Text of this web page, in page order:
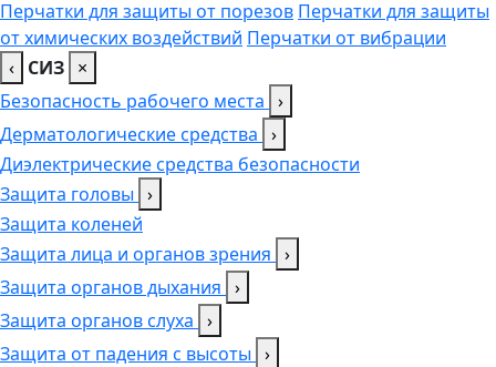
Перчатки для защиты от порезов Перчатки для защиты
от химических воздействий Перчатки от вибрации
‹ СИЗ ×
Безопасность рабочего места ›
Дерматологические средства ›
Диэлектрические средства безопасности
Защита головы ›
Защита коленей
Защита лица и органов зрения ›
Защита органов дыхания ›
Защита органов слуха ›
Защита от падения с высоты ›